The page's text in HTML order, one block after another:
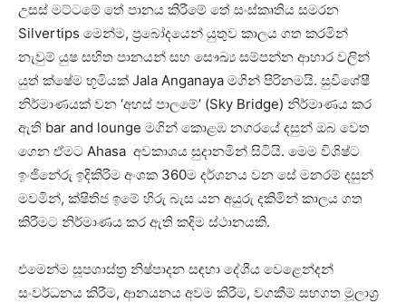
උසස් මට්ටමේ තේ පානය කිරීමේ තේ සංස්කෘතිය සමරන
Silvertips මෙන්ම, ප්‍රබෝදයෙන් යුතුව කාලය ගත කරමින්
නැවුම් යුෂ සහිත පානයන් සහ සෞඛ්‍ය සම්පන්න ආහාර වලින්
යුත් ක්ෂේම භූමියක් Jala Anganaya මගින් පිරිනමයි. සුවිශේෂී
නිර්මාණයක් වන ‘අහස් පාලමේ’ (Sky Bridge) නිර්මාණය කර
ඇති bar and lounge මගින් කොළඹ නගරයේ දසුන් ඔබ වෙත
ගෙන ඒමට Ahasa අවකාශය සුදානමින් සිටියි. මෙම විශිෂ්ට
ඉංජිනේරු ඉදිකිරිම අංශක 360ම දර්ශනය වන සේ මනරම් දසුන්
මවමින්, ක්ෂිතිජ ඉමේ හිරු බැස යන අයුරු දකිමින් කාලය ගත
කිරීමට නිර්මාණය කර ඇති කදිම ස්ථානයකි.
එමෙන්ම සූපශාස්ත්‍ර නිෂ්පාදන සඳහා දේශීය වෙළෙන්දන්
සංවර්ධනය කිරීම, ආනයනය අවම කිරීම, වගකීම් සහගත මූලාශ්‍ර